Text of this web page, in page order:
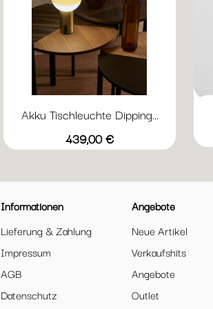
Akku Tischleuchte Dipping...
Preis
439,00 €
Vorschau
Schwarz
GrünPerlweiß
Informationen
Lieferung & Zahlung
Impressum
AGB
Datenschutz
Angebote
Neue Artikel
Verkaufshits
Angebote
Outlet